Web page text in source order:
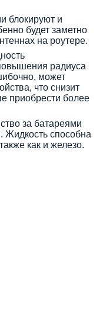
блокируют и
будет заметно
на роутере.
радиуса
может
что снизит
приобрести более
за батареями
Жидкость способна
как и железо.